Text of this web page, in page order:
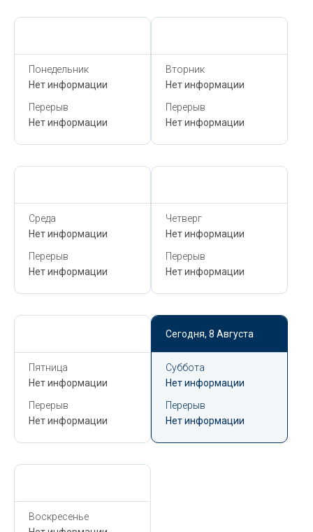
Понедельник
Нет информации
Перерыв
Нет информации
Вторник
Нет информации
Перерыв
Нет информации
Среда
Нет информации
Перерыв
Нет информации
Четверг
Нет информации
Перерыв
Нет информации
Пятница
Нет информации
Перерыв
Нет информации
Сегодня, 8 Августа
Суббота
Нет информации
Перерыв
Нет информации
Воскресенье